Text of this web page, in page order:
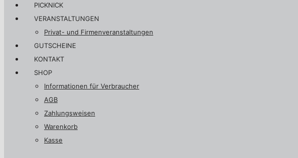
PICKNICK
VERANSTALTUNGEN
Privat- und Firmenveranstaltungen
GUTSCHEINE
KONTAKT
SHOP
Informationen für Verbraucher
AGB
Zahlungsweisen
Warenkorb
Kasse